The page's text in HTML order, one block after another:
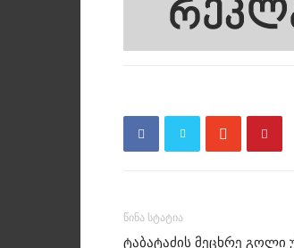
წინა სტატია
ტაბატაძის მეცხრე გოლი